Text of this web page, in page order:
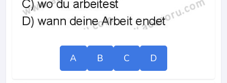
A B C D